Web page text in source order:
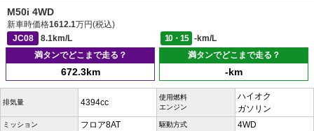
M50i 4WD
新車時価格1612.1万円(税込)
JC08
8.1km/L 10・15
-km/L
満タンでどこまで走る？
672.3km
満タンでどこまで走る？
-km
排気量 4394cc
使用燃料
エンジン
ハイオク
ガソリン
ミッション フロア8AT 駆動方式 4WD